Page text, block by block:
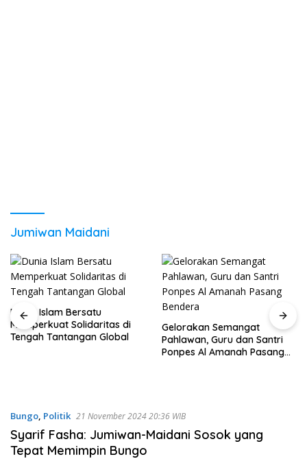
Jumiwan Maidani
Gelorakan Semangat
Pahlawan, Guru dan Santri
Wamen Dikdasmen Apresiasi
Bungo Pintar, Dr. Mukhlisin:
Inovasi Digital Harus Beri
Bungo, Politik 21 November 2024 20:36 WIB
Syarif Fasha: Jumiwan-Maidani Sosok yang
Tepat Memimpin Bungo